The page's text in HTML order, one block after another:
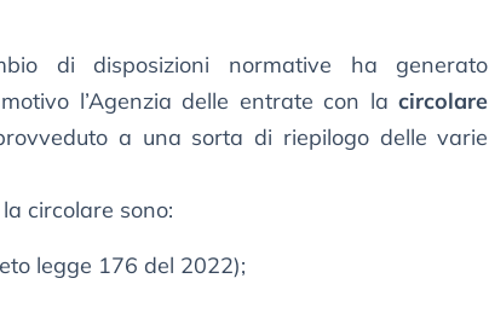
di disposizioni normative ha generato
l’Agenzia delle entrate con lacircolare
a una sorta di riepilogo delle varie
circolare sono:
legge 176 del 2022);